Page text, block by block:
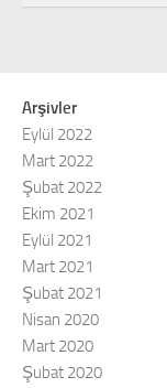
Arşivler
Eylül 2022
Mart 2022
Şubat 2022
Ekim 2021
Eylül 2021
Mart 2021
Şubat 2021
Nisan 2020
Mart 2020
Şubat 2020